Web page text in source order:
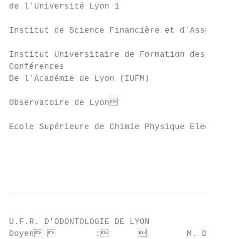
de lʼUniversité Lyon 1
Institut de Science Financière et
Institut Universitaire de Formation des
Conférences
De lʼAcadémie de Lyon (IUFM)
Observatoire de Lyon
Ecole Supérieure de Chimie Physique
U.F.R. D'ODONTOLOGIE DE LYON
Doyen         :              M. Denis